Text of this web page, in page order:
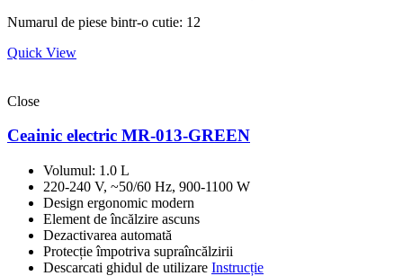
Numarul de piese bintr-o cutie: 12
Quick View
Close
Ceainic electric MR-013-GREEN
Volumul: 1.0 L
220-240 V, ~50/60 Hz, 900-1100 W
Design ergonomic modern
Element de încălzire ascuns
Dezactivarea automată
Protecție împotriva supraîncălzirii
Descarcati ghidul de utilizare Instrucție